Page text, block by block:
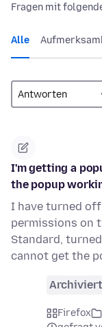
Fragen mit
Alle
I'm getting a
the popup
I have turned
permissions on
Standard,
cannot get the
Archiviert
Firefox